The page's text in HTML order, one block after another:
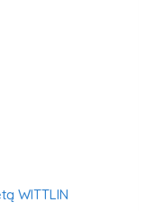
WITTLIN